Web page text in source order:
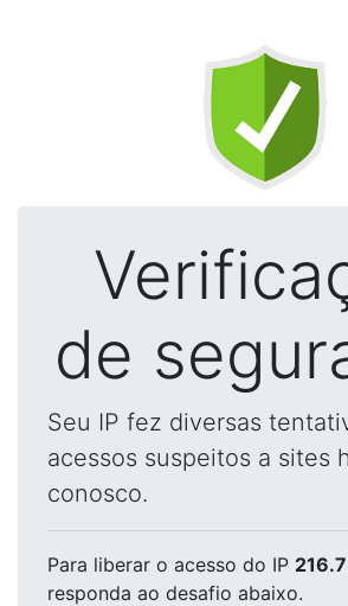
de
Seu IP fez diversas
acessos suspeitos a sites
conosco.
Para liberar o acesso do IP
responda ao desafio abaixo.